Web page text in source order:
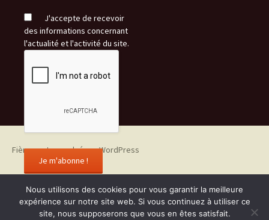
J'accepte de recevoir
des informations concernant
l'actualité et l'activité du site.
Fièrement propulsé par WordPress
Nous utilisons des cookies pour vous garantir la meilleure
expérience sur notre site web. Si vous continuez à utiliser ce
site, nous supposerons que vous en êtes satisfait.